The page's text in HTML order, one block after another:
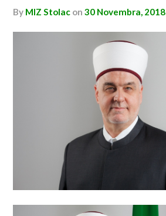
by MIZ Stolac on30 Novembra, 2018